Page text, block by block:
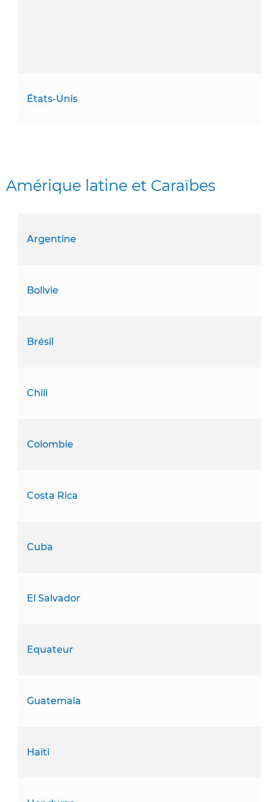
États-Unis
Amérique latine et Caraïbes
Argentine
Bolivie
Brésil
Chili
Colombie
Costa Rica
Cuba
El Salvador
Equateur
Guatemala
Haïti